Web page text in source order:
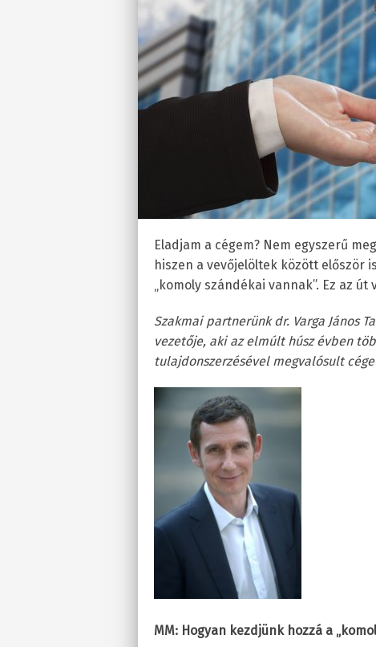
Eladjam a cégem? Nem egyszerű
hiszen a vevőjelöltek között először
„komoly szándékai vannak”. Ez az
Szakmai partnerünk dr. Varga János
vezetője, aki az elmúlt húsz évben
tulajdonszerzésével megvalósult
MM: Hogyan kezdjünk hozzá a